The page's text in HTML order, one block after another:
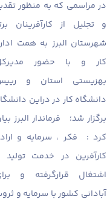
در مراسمی که به منظور
و تجلیل از کارآفرینان
شهرستان البرز به همت
کار و با حضور
بهزیستی استان و
دانشگاه کار در دراین
برگزار شد؛ فرماندار البرز
کرد : فکر ، سرمایه و
کارآفرین در خدمت تولید
اشتغال قرارگرفته و
آبادانی کشور با سرمایه و